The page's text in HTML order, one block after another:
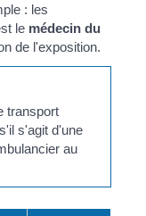
: les
le médecin du
de l'exposition.
transport
s'agit d'une
au